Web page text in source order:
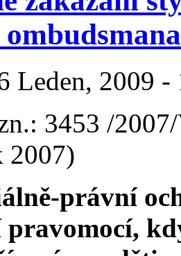
Leden, 2009
3453 /
2007)
právní